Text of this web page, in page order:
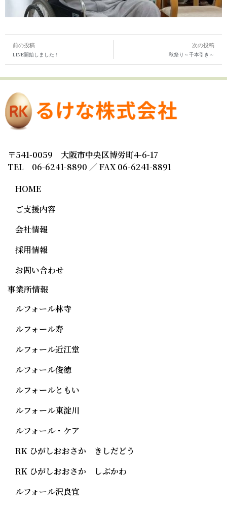
前の投稿
LINE開始しました！
次の投稿
秋祭り～千本引き～
〒541-0059 大阪市中央区博労町4-6-17
TEL 06-6241-8890 ／ FAX 06-6241-8891
HOME
ご支援内容
会社情報
採用情報
お問い合わせ
事業所情報
ルフォール林寺
ルフォール寿
ルフォール近江堂
ルフォール俊徳
ルフォールともい
ルフォール東淀川
ルフォール・ケア
RK ひがしおおさか きしだどう
RK ひがしおおさか しぶかわ
ルフォール沢良宜